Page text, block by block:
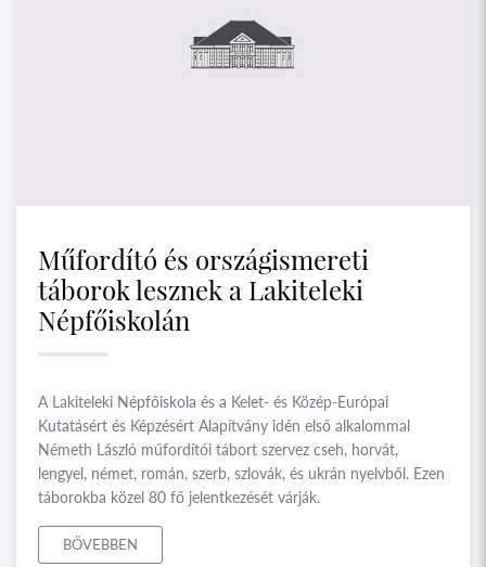
Műfordító és országismereti
táborok lesznek a Lakiteleki
Népfőiskolán
A Lakiteleki Népfőiskola és a Kelet- és Közép-Európai
Kutatásért és Képzésért Alapítvány idén első alkalommal
Németh László műfordítói tábort szervez cseh, horvát,
lengyel, német, román, szerb, szlovák, és ukrán nyelvből. Ezen
táborokba közel 80 fő jelentkezését várják.
BŐVEBBEN